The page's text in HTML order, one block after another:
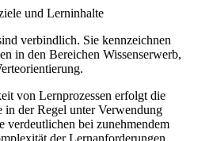
und Lerninhalte
verbindlich. Sie kennzeichnen
in den Bereichen Wissenserwerb,
von Lernprozessen erfolgt die
in der Regel unter Verwendung
verdeutlichen bei zunehmendem